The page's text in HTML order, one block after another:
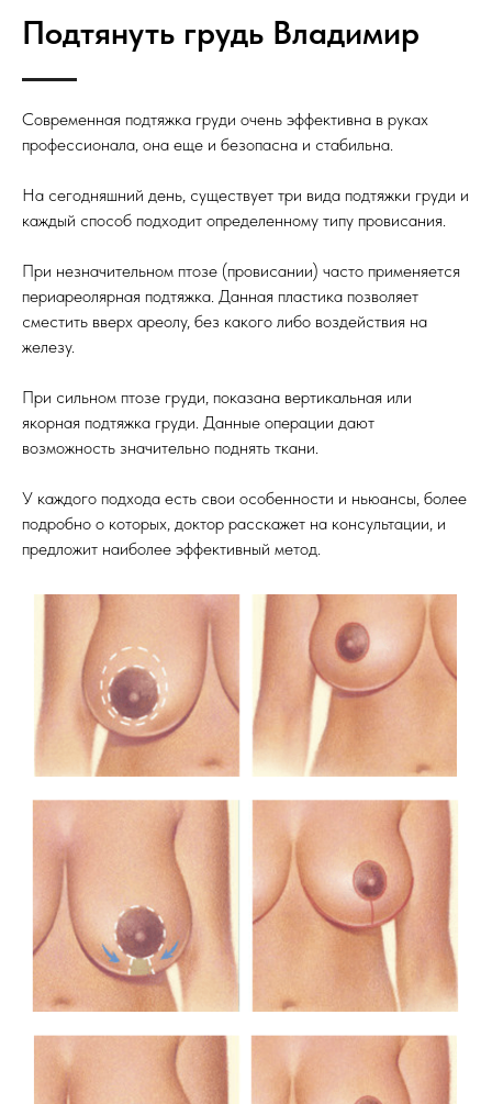
Подтянуть грудь Владимир
Современная подтяжка груди очень эффективна в руках
профессионала, она еще и безопасна и стабильна.
На сегодняшний день, существует три вида подтяжки груди и
каждый способ подходит определенному типу провисания.
При незначительном птозе (провисании) часто применяется
периареолярная подтяжка. Данная пластика позволяет
сместить вверх ареолу, без какого либо воздействия на
железу.
При сильном птозе груди, показана вертикальная или
якорная подтяжка груди. Данные операции дают
возможность значительно поднять ткани.
У каждого подхода есть свои особенности и ньюансы, более
подробно о которых, доктор расскажет на консультации, и
предложит наиболее эффективный метод.